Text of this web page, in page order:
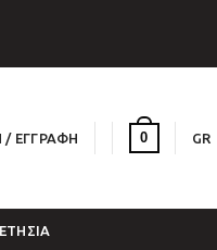
/ ΕΓΓΡΑΦΉ 0 GR